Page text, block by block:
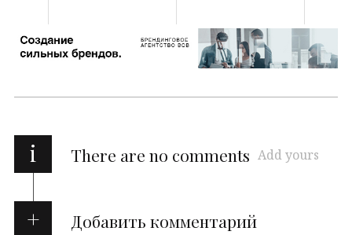
i There are no comments Add yours
Добавить комментарий